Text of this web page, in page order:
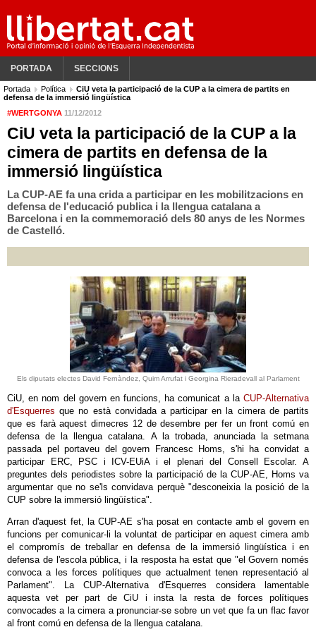
PORTADA SECCIONS
Portada Política
CiU veta la participació de la CUP a la cimera de partits en
defensa de la immersió lingüística
#WERTGONYA 11/12/2012
CiU veta la participació de la CUP a la
cimera de partits en defensa de la
immersió lingüística
La CUP-AE fa una crida a participar en les mobilitzacions en
defensa de l'educació publica i la llengua catalana a
Barcelona i en la commemoració dels 80 anys de les Normes
de Castelló.
Els diputats electes David Fernàndez, Quim Arrufat i Georgina Rieradevall al Parlament
CiU, en nom del govern en funcions, ha comunicat a la CUP-Alternativa
d'Esquerresque no està convidada a participar en la cimera de partits
que es farà aquest dimecres 12 de desembre per fer un front comú en
defensa de la llengua catalana. A la trobada, anunciada la setmana
passada pel portaveu del govern Francesc Homs, s'hi ha convidat a
participar ERC, PSC i ICV-EUiA i el plenari del Consell Escolar. A
preguntes dels periodistes sobre la participació de la CUP-AE, Homs va
argumentar que no se'ls convidava perquè "desconeixia la posició de la
CUP sobre la immersió lingüística".
Arran d'aquest fet, la CUP-AE s'ha posat en contacte amb el govern en
funcions per comunicar-li la voluntat de participar en aquest cimera amb
el compromís de treballar en defensa de la immersió lingüística i en
defensa de l'escola pública, i la resposta ha estat que "el Govern només
convoca a les forces polítiques que actualment tenen representació al
Parlament". La CUP-Alternativa d'Esquerres considera lamentable
aquesta vet per part de CiU i insta la resta de forces polítiques
convocades a la cimera a pronunciar-se sobre un vet que fa un flac favor
al front comú en defensa de la llengua catalana.